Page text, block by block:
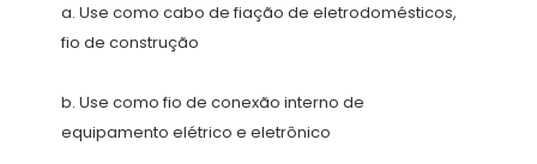
a. Use como cabo de fiação de eletrodomésticos,
b. Use como fio de conexão interno de